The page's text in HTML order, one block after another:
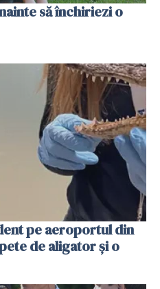
să închiriezi o
pe aeroportul din
de aligator și o